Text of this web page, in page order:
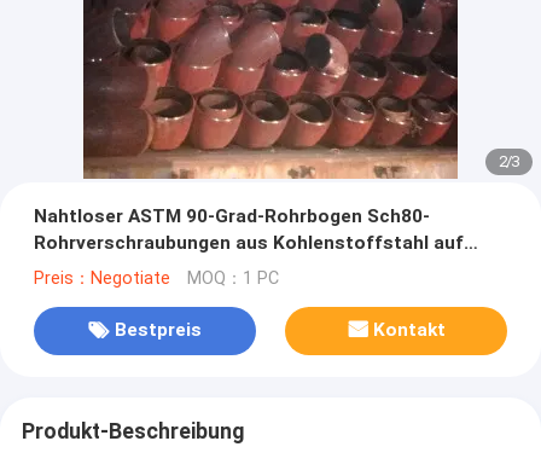
2/3
Nahtloser ASTM 90-Grad-Rohrbogen Sch80-
Rohrverschraubungen aus Kohlenstoffstahl auf
Lager
Preis：Negotiate MOQ：1 PC
Bestpreis Kontakt
Produkt-Beschreibung